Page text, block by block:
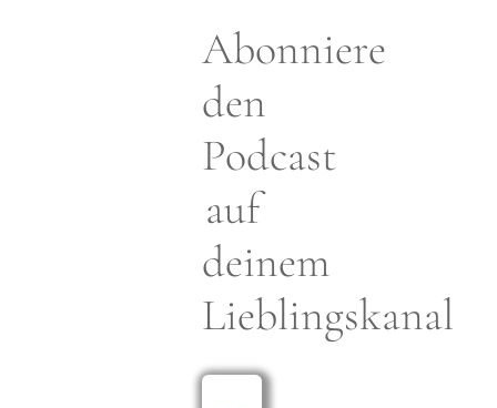
Abonniere
den
Podcast
auf
deinem
Lieblingskanal